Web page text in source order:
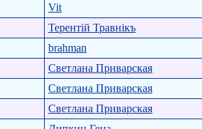
Vit
Терентiй Травнiкъ
brahman
Светлана Приварская
Светлана Приварская
Светлана Приварская